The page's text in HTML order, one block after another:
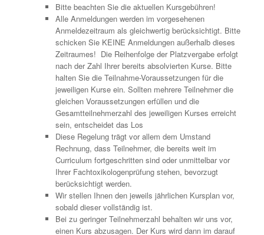
Bitte beachten Sie die aktuellen Kursgebühren!
Alle Anmeldungen werden im vorgesehenen
Anmeldezeitraum als gleichwertig berücksichtigt. Bitte
schicken Sie KEINE Anmeldungen außerhalb dieses
Zeitraumes! Die Reihenfolge der Platzvergabe erfolgt
nach der Zahl Ihrer bereits absolvierten Kurse. Bitte
halten Sie die Teilnahme-Voraussetzungen für die
jeweiligen Kurse ein. Sollten mehrere Teilnehmer die
gleichen Voraussetzungen erfüllen und die
Gesamtteilnehmerzahl des jeweiligen Kurses erreicht
sein, entscheidet das Los
Diese Regelung trägt vor allem dem Umstand
Rechnung, dass Teilnehmer, die bereits weit im
Curriculum fortgeschritten sind oder unmittelbar vor
Ihrer Fachtoxikologenprüfung stehen, bevorzugt
berücksichtigt werden.
Wir stellen Ihnen den jeweils jährlichen Kursplan vor,
sobald dieser vollständig ist.
Bei zu geringer Teilnehmerzahl behalten wir uns vor,
einen Kurs abzusagen. Der Kurs wird dann im darauf